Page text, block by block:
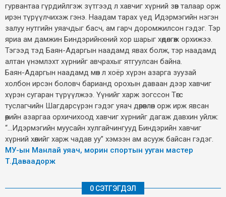
гурвантаа гүрдийлгэж зүтгээд л хавчиг хүрний зөв талаар орж
ирэн түрүүлчихэж гэнэ. Наадам тарах үед Идэрмэгийн нэгэн
залуу нутгийн уяачдыг басч, ам гарч доромжилсон гэдэг. Тэр
яриа ам дамжин Биндэрийнхний хор шарыг хөдөлгөж орхижээ.
Тэгээд тэд Баян-Адаргын наадамд явах болж, тэр наадамд
алтан үнэмлэхт хүрнийг авчрахыг ятгуулсан байна.
Баян-Адаргын наадамд мөн л хоёр хүрэн азарга зуузай
холбон ирсэн боловч барианд орохын даваан дээр хавчиг
хүрэн сугаран түрүүлжээ. Үүнийг харж зогссон Төгс
туслагчийн Шагдарсүрэн гэдэг уяач дөрөвлөн орж ирж явсан
өөрийн азаргаа орхичихоод хавчиг хүрнийг дагаж давхин уйлж:
“...Идэрмэгийн муусайн хулгайчингууд Биндэрийн хавчиг
хүрний хөлийг харж чадав уу” хэмээн ам асууж байсан гэдэг.
МУ-ын Манлай уяач, морин спортын ууган мастер
Т.Даваадорж
0 СЭТГЭГДЭЛ